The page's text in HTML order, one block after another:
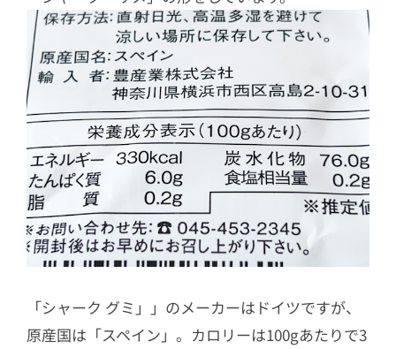
「シャーク グミ」」のメーカーはドイツですが、
原産国は「スペイン」。カロリーは100gあたりで3